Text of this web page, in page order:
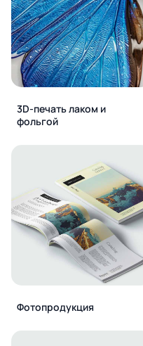
3D-печать лаком и
фольгой
Фотопродукция